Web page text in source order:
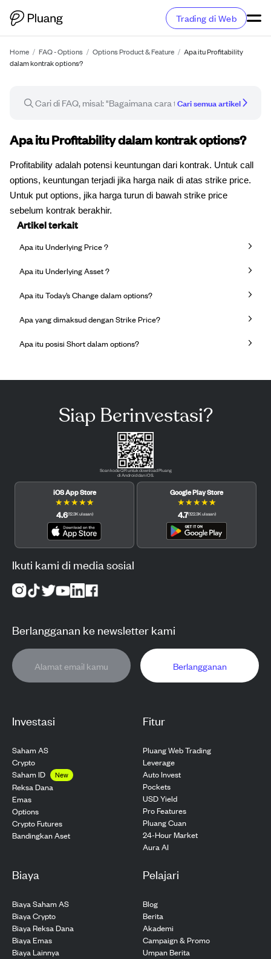
Trading di Web
Home / FAQ - Options / Options Product & Feature / Apa itu Profitability
dalam kontrak options?
Cari semua artikel
Artikel FAQ
Apa itu Profitability dalam kontrak options?
Profitability adalah potensi keuntungan dari kontrak. Untuk call
options, keuntungan terjadi jika harga naik di atas strike price.
Untuk put options, jika harga turun di bawah strike price
sebelum kontrak berakhir.
Artikel terkait
Apa itu Underlying Price ?
Apa itu Underlying Asset ?
Apa itu Today’s Change dalam options?
Apa yang dimaksud dengan Strike Price?
Apa itu posisi Short dalam options?
Investasi
Saham AS
Crypto
Saham ID
New
Reksa Dana
Emas
Options
Crypto Futures
Bandingkan Aset
Fitur
Pluang Web Trading
Leverage
Auto Invest
Pockets
USD Yield
Pro Features
Pluang Cuan
24-Hour Market
Aura AI
Biaya
Biaya Saham AS
Biaya Crypto
Biaya Reksa Dana
Biaya Emas
Biaya Lainnya
Pelajari
Blog
Berita
Akademi
Campaign & Promo
Umpan Berita
Siap Berinvestasi?
Scan kode QR untuk download Pluang
di Android dan iOS.
iOS App Store
★★★★★
4.6(12.3K ulasan)
Google Play Store
★★★★★
4.7(122.3K ulasan)
Ikuti kami di media sosial
Berlangganan ke newsletter kami
Berlangganan